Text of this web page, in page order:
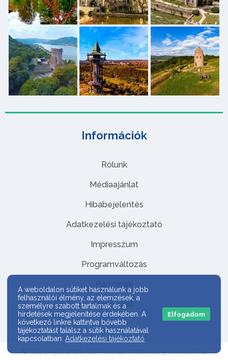
Információk
Rólunk
Médiaajánlat
Hibabejelentés
Adatkezelési tájékoztató
Impresszum
Programváltozás
Partnerek
Kapcsolat
© Copyright 2026. GOTRAVEL. Minden jog fenntartva.
A weboldalon sütiket használunk a jobb
felhasználói élmény, az elemzések, a
személyre szabott tartalmak és a
hirdetések megjelenítése érdekében. A
következő linkre kattintva bővebb
tájékoztatást találsz a sütik használatával
kapcsolatban: Adatkezelési tájékoztató
Elfogadom